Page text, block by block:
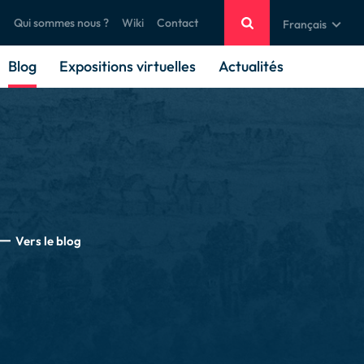
Qui sommes nous ? Wiki Contact Français
Blog Expositions virtuelles Actualités
Vers le blog